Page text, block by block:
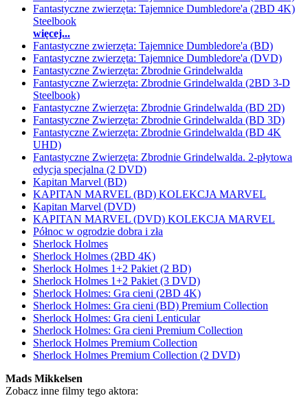
Fantastyczne zwierzęta: Tajemnice Dumbledore'a (2BD 4K)
Steelbook
więcej...
Fantastyczne zwierzęta: Tajemnice Dumbledore'a (BD)
Fantastyczne zwierzęta: Tajemnice Dumbledore'a (DVD)
Fantastyczne Zwierzęta: Zbrodnie Grindelwalda
Fantastyczne Zwierzęta: Zbrodnie Grindelwalda (2BD 3-D
Steelbook)
Fantastyczne Zwierzęta: Zbrodnie Grindelwalda (BD 2D)
Fantastyczne Zwierzęta: Zbrodnie Grindelwalda (BD 3D)
Fantastyczne Zwierzęta: Zbrodnie Grindelwalda (BD 4K
UHD)
Fantastyczne Zwierzęta: Zbrodnie Grindelwalda. 2-płytowa
edycja specjalna (2 DVD)
Kapitan Marvel (BD)
KAPITAN MARVEL (BD) KOLEKCJA MARVEL
Kapitan Marvel (DVD)
KAPITAN MARVEL (DVD) KOLEKCJA MARVEL
Północ w ogrodzie dobra i zła
Sherlock Holmes
Sherlock Holmes (2BD 4K)
Sherlock Holmes 1+2 Pakiet (2 BD)
Sherlock Holmes 1+2 Pakiet (3 DVD)
Sherlock Holmes: Gra cieni (2BD 4K)
Sherlock Holmes: Gra cieni (BD) Premium Collection
Sherlock Holmes: Gra cieni Lenticular
Sherlock Holmes: Gra cieni Premium Collection
Sherlock Holmes Premium Collection
Sherlock Holmes Premium Collection (2 DVD)
Mads Mikkelsen
Zobacz inne filmy tego aktora: